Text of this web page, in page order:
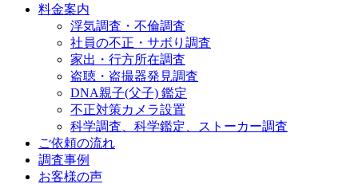
料金案内
浮気調査・不倫調査
社員の不正・サボり調査
家出・行方所在調査
盗聴・盗撮器発見調査
DNA親子(父子) 鑑定
不正対策カメラ設置
科学調査、科学鑑定、ストーカー調査
ご依頼の流れ
調査事例
お客様の声